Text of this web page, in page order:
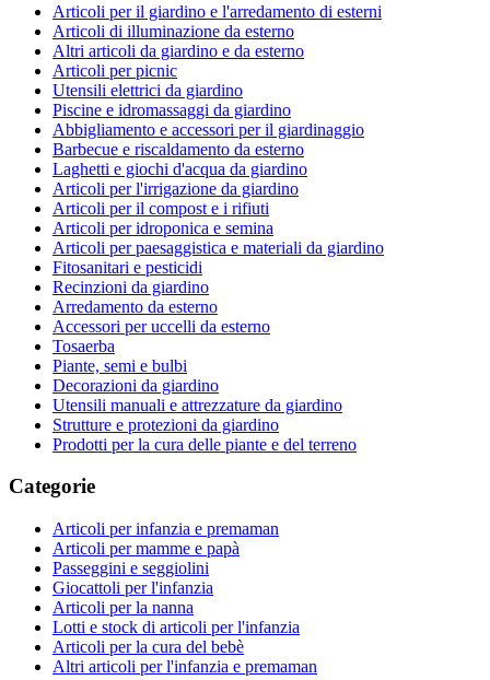
Articoli per il giardino e l'arredamento di esterni
Articoli di illuminazione da esterno
Altri articoli da giardino e da esterno
Articoli per picnic
Utensili elettrici da giardino
Piscine e idromassaggi da giardino
Abbigliamento e accessori per il giardinaggio
Barbecue e riscaldamento da esterno
Laghetti e giochi d'acqua da giardino
Articoli per l'irrigazione da giardino
Articoli per il compost e i rifiuti
Articoli per idroponica e semina
Articoli per paesaggistica e materiali da giardino
Fitosanitari e pesticidi
Recinzioni da giardino
Arredamento da esterno
Accessori per uccelli da esterno
Tosaerba
Piante, semi e bulbi
Decorazioni da giardino
Utensili manuali e attrezzature da giardino
Strutture e protezioni da giardino
Prodotti per la cura delle piante e del terreno
Categorie
Articoli per infanzia e premaman
Articoli per mamme e papà
Passeggini e seggiolini
Giocattoli per l'infanzia
Articoli per la nanna
Lotti e stock di articoli per l'infanzia
Articoli per la cura del bebè
Altri articoli per l'infanzia e premaman